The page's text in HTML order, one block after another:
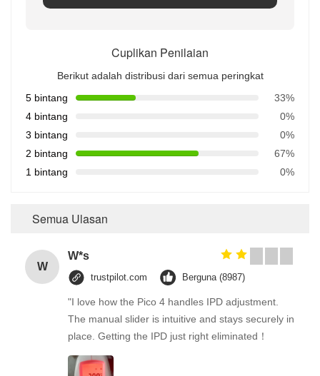
Cuplikan Penilaian
Berikut adalah distribusi dari semua peringkat
5 bintang
33%
4 bintang
0%
3 bintang
0%
2 bintang
67%
1 bintang
0%
Semua Ulasan
W
W*s
trustpilot.com Berguna (8987)
"I love how the Pico 4 handles IPD adjustment.
The manual slider is intuitive and stays securely in
place. Getting the IPD just right eliminated！